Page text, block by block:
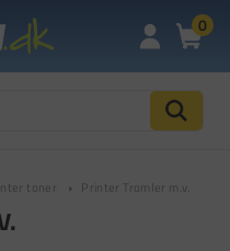
0
toner Printer Tromler m.v.